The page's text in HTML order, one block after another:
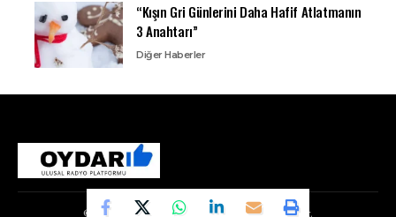
“Kışın Gri Günlerini Daha Hafif Atlatmanın
3 Anahtarı”
Diğer Haberler
© Copyright 2010, Oydar Tüm Hakları Saklıdır.